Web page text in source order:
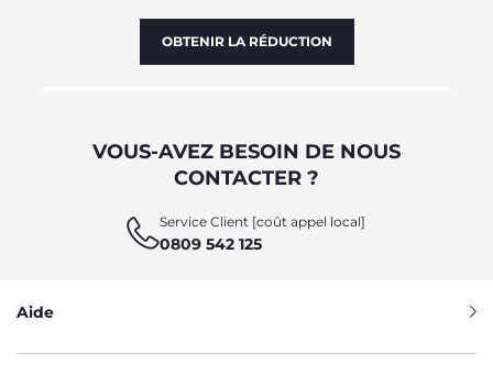
OBTENIR LA RÉDUCTION
VOUS-AVEZ BESOIN DE NOUS
CONTACTER ?
Service Client [coût appel local]
0809 542 125
Aide